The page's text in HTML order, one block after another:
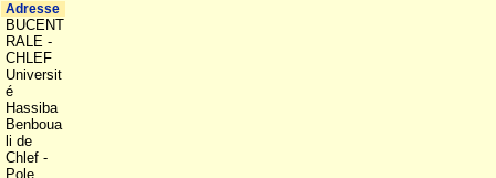
Adresse
BUCENT
RALE -
CHLEF
Universit
é
Hassiba
Benboua
li de
Chlef -
Pole